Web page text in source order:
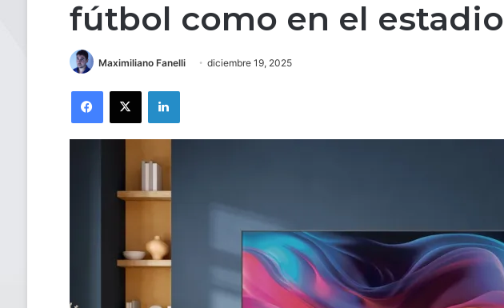
fútbol como en el estadio
Maximiliano Fanelli diciembre 19, 2025
Facebook
X LinkedIn